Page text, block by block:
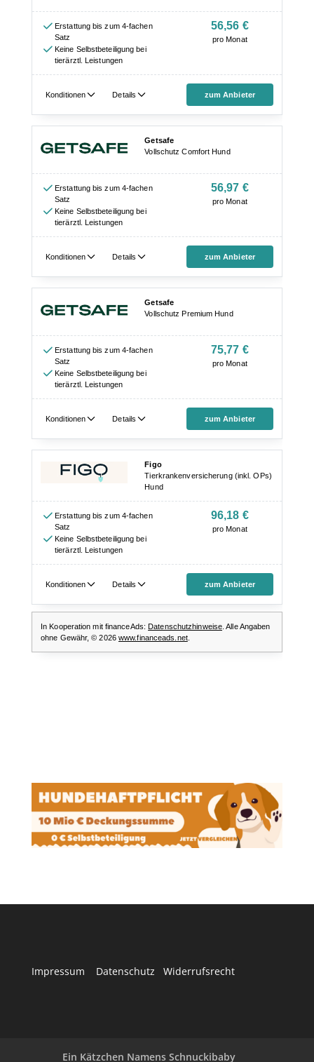
Impressum Datenschutz Widerrufsrecht
Ein Kätzchen Namens Schnuckibaby